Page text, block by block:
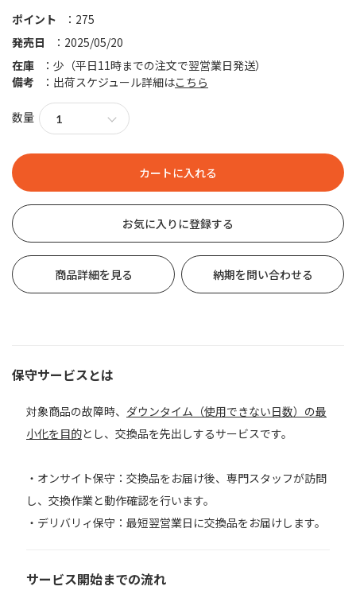
発売日 2025/05/20
ポイント 275
在庫
少（平日11時までの注文で翌営業日発送）
備考
出荷スケジュール詳細はこちら
数量
お気に入りに登録する
商品詳細を見る 納期を問い合わせる
保守サービスとは
対象商品の故障時、 ダウンタイム（使用できない日数）の最
小化を目的とし、交換品を先出しするサービスです。
・オンサイト保守：交換品をお届け後、専門スタッフが訪問
し、交換作業と動作確認を行います。
・デリバリィ保守：最短翌営業日に交換品をお届けします。
サービス開始までの流れ